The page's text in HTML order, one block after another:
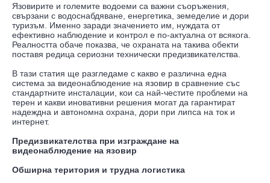
Язовирите и големите водоеми са важни съоръжения,
свързани с водоснабдяване, енергетика, земеделие и дори
туризъм. Именно заради значението им, нуждата от
ефективно наблюдение и контрол е по-актуална от всякога.
Реалността обаче показва, че охраната на такива обекти
поставя редица сериозни технически предизвикателства.
В тази статия ще разгледаме с какво е различна една
система за видеонаблюдение на язовир в сравнение със
стандартните инсталации, кои са най-честите проблеми на
терен и какви иновативни решения могат да гарантират
надеждна и автономна охрана, дори при липса на ток и
интернет.
Предизвикателства при изграждане на
видеонаблюдение на язовир
Обширна територия и трудна логистика